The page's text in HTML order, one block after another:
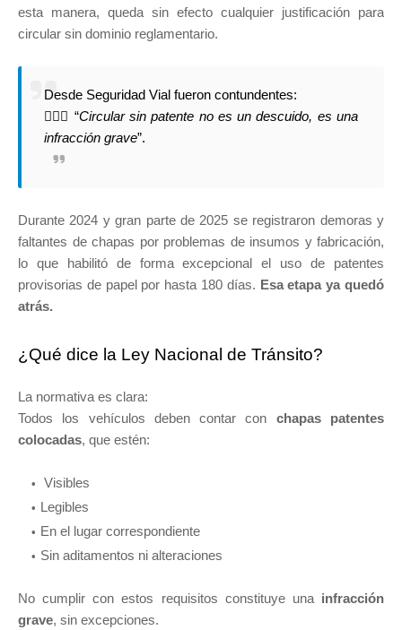
esta manera, queda sin efecto cualquier justificación para
circular sin dominio reglamentario.
Desde Seguridad Vial fueron contundentes:
👮🏼‍♀️ “Circular sin patente no es un descuido, es una
infracción grave”.
Durante 2024 y gran parte de 2025 se registraron demoras y
faltantes de chapas por problemas de insumos y fabricación,
lo que habilitó de forma excepcional el uso de patentes
provisorias de papel por hasta 180 días. Esa etapa ya quedó
atrás.
¿Qué dice la Ley Nacional de Tránsito?
La normativa es clara:
Todos los vehículos deben contar con chapas patentes
colocadas, que estén:
Visibles
Legibles
En el lugar correspondiente
Sin aditamentos ni alteraciones
No cumplir con estos requisitos constituye una infracción
grave, sin excepciones.